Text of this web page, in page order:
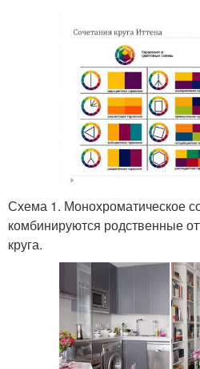
Схема 1. Монохроматическое
комбинируются родственные
круга.